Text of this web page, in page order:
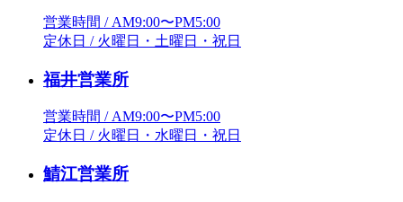
営業時間 / AM9:00〜PM5:00
定休日 / 火曜日・土曜日・祝日
福井営業所
営業時間 / AM9:00〜PM5:00
定休日 / 火曜日・水曜日・祝日
鯖江営業所